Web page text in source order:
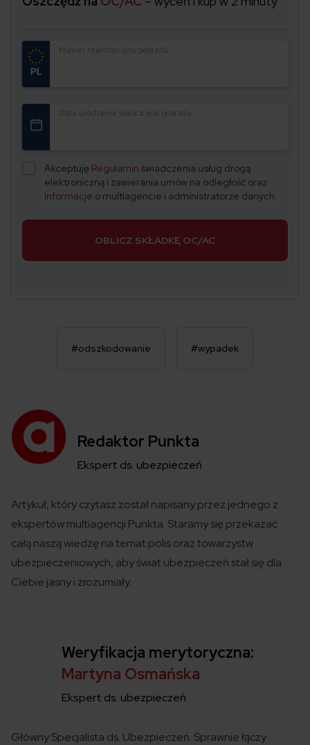
Numer rejestracyjny pojazdu
Data urodzenia właściciela pojazdu
Akceptuję Regulamin świadczenia usług drogą
elektroniczną i zawierania umów na odległość oraz
Informacje o multiagencie i administratorze danych.
OBLICZ SKŁADKĘ OC/AC
#odszkodowanie #wypadek
Redaktor Punkta
Ekspert ds. ubezpieczeń
Artykuł, który czytasz zostałnapisanyprzez jednego z
ekspertówmultiagencji Punkta. Staramy się przekazać
całą naszą wiedzę na temat polisoraz towarzystw
ubezpieczeniowych, aby świat ubezpieczeń stał się dla
Ciebie jasny i zrozumiały.
Weryfikacja merytoryczna:
Martyna Osmańska
Ekspert ds. ubezpieczeń
Główny Specjalista ds. Ubezpieczeń. Sprawnie łączy